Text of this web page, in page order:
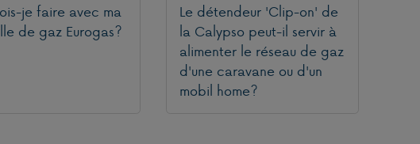
je faire avec ma
de gaz Eurogas?
Le détendeur 'Clip-on' de
la Calypso peut-il servir à
alimenter le réseau de gaz
d'une caravane ou d'un
mobil home?